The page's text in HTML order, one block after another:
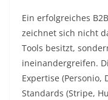
Ein erfolgreiches
zeichnet sich nicht
Tools besitzt,
ineinandergreifen.
Expertise (Personio,
Standards (Stripe,